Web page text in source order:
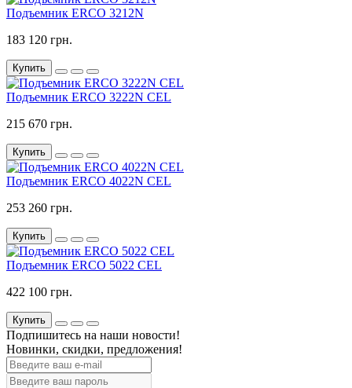
Подъемник ERCO 3212N
183 120 грн.
Купить
Подъемник ERCO 3222N CEL
215 670 грн.
Купить
Подъемник ERCO 4022N CEL
253 260 грн.
Купить
Подъемник ERCO 5022 CEL
422 100 грн.
Купить
Подпишитесь на наши новости!
Новинки, скидки, предложения!